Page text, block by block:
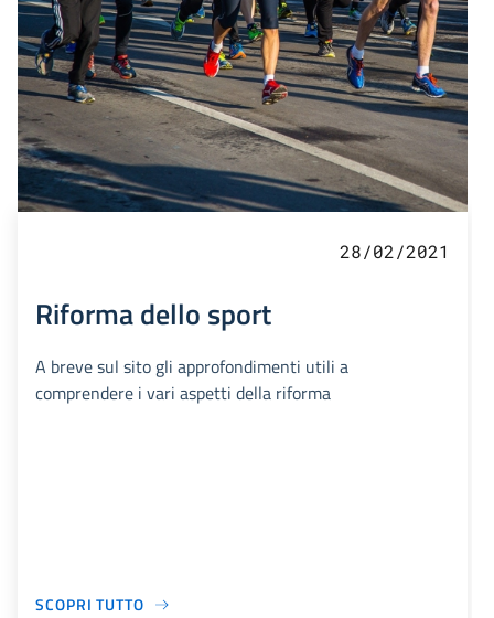
28/02/2021
Riforma dello sport
A breve sul sito gli approfondimenti utili a
comprendere i vari aspetti della riforma
SCOPRI TUTTO